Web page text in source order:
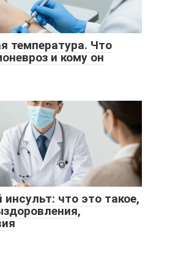
температура. Что
и кому он
что это такое,